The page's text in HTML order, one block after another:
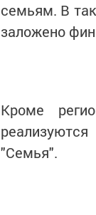
семьям. В
заложено
Кроме
"Семья".